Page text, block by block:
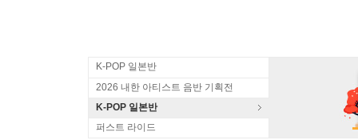
K-POP 일본반
2026 내한 아티스트 음반 기획전
K-POP 일본반
퍼스트 라이드